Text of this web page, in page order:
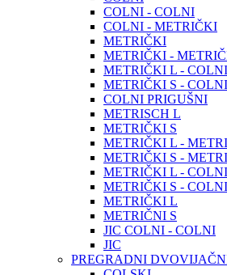
COLNI - COLNI
COLNI - METRIČKI
METRIČKI
METRIČKI -
METRIČKI L - COLNI
METRIČKI S - COLNI
COLNI PRIGUŠNI
METRISCH L
METRIČKI S
METRIČKI L -
METRIČKI S -
METRIČKI L - COLNI
METRIČKI S - COLNI
METRIČKI L
METRIČNI S
JIC COLNI - COLNI
JIC
PREGRADNI